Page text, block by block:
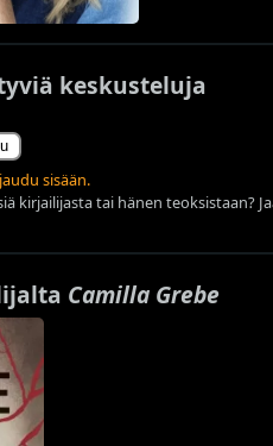
keskusteluja
sisään.
kirjailijasta tai hänen teoksistaan?
Camilla Grebe